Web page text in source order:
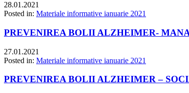
28.01.2021
Posted in: Materiale informative ianuarie 2021
PREVENIREA BOLII ALZHEIMER-
27.01.2021
Posted in: Materiale informative ianuarie 2021
PREVENIREA BOLII ALZHEIMER –